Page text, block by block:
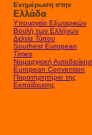
Ενημέρωση στην
Ελλάδα
Υπουργείο Εξωτερικών
Βουλή των Ελλήνων
Δελτία Τύπου
Southest European
Times
Νομαρχιακή
European Convention
Παρατηρητήριο της
Εκπαίδευσης